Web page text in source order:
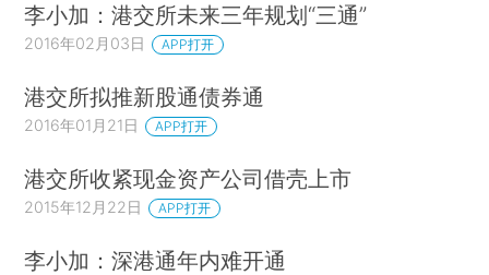
李小加：港交所未来三年规划“三通”
2016年02月03日 APP打开
港交所拟推新股通债券通
2016年01月21日 APP打开
港交所收紧现金资产公司借壳上市
2015年12月22日 APP打开
李小加：深港通年内难开通